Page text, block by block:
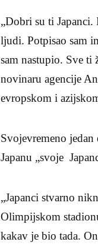
„Dobri su ti
ljudi. Potpisao sam
sam nastupio. Sve ti
novinaru agencije
evropskom i
Svojevremeno
Japanu „svoje
„Japanci stvarno
Olimpijskom
kakav je bio tada.